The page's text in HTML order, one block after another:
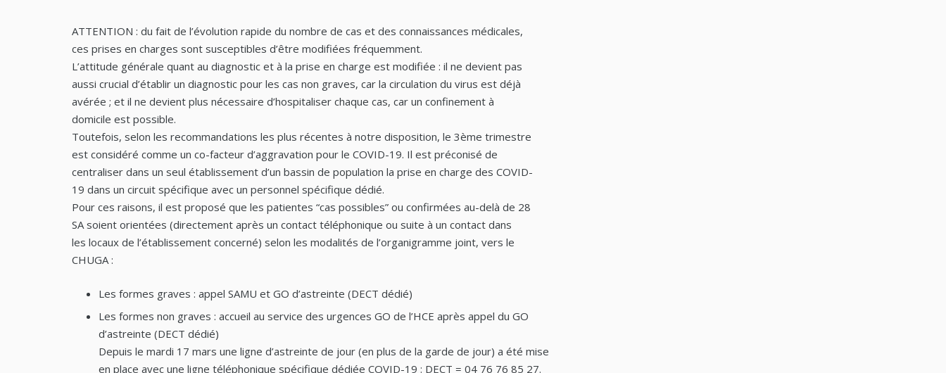
ATTENTION : du fait de l’évolution rapide du nombre de cas et des connaissances médicales,
ces prises en charges sont susceptibles d’être modifiées fréquemment.
L’attitude générale quant au diagnostic et à la prise en charge est modifiée : il ne devient pas
aussi crucial d’établir un diagnostic pour les cas non graves, car la circulation du virus est déjà
avérée ; et il ne devient plus nécessaire d’hospitaliser chaque cas, car un confinement à
domicile est possible.
Toutefois, selon les recommandations les plus récentes à notre disposition, le 3ème trimestre
est considéré comme un co-facteur d’aggravation pour le COVID-19. Il est préconisé de
centraliser dans un seul établissement d’un bassin de population la prise en charge des COVID-
19 dans un circuit spécifique avec un personnel spécifique dédié.
Pour ces raisons, il est proposé que les patientes “cas possibles” ou confirmées au-delà de 28
SA soient orientées (directement après un contact téléphonique ou suite à un contact dans
les locaux de l’établissement concerné) selon les modalités de l’organigramme joint, vers le
CHUGA :
Les formes graves : appel SAMU et GO d’astreinte (DECT dédié)
Les formes non graves : accueil au service des urgences GO de l’HCE après appel du GO
d’astreinte (DECT dédié)
Depuis le mardi 17 mars une ligne d’astreinte de jour (en plus de la garde de jour) a été mise
en place avec une ligne téléphonique spécifique dédiée COVID-19 : DECT = 04 76 76 85 27.